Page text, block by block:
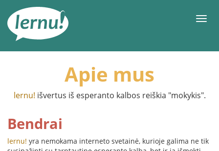
turinį
Apie mus
lernu! išvertus iš esperanto kalbos reiškia "mokykis".
Bendrai
lernu! yra nemokama interneto svetainė, kurioje galima ne tik